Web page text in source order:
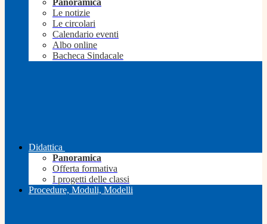
Panoramica
Le notizie
Le circolari
Calendario eventi
Albo online
Bacheca Sindacale
Didattica
Panoramica
Offerta formativa
I progetti delle classi
Procedure, Moduli, Modelli